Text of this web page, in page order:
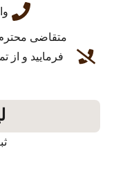
متقاضی
فرمایید و